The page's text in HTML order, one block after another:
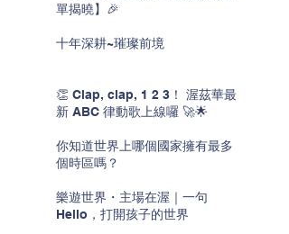
單揭曉】🎉
十年深耕~璀璨前境
👏 Clap, clap, 1 2 3！ 渥茲華最
新 ABC 律動歌上線囉 🚀🌟
你知道世界上哪個國家擁有最多
個時區嗎？
樂遊世界・主場在渥｜一句
Hello，打開孩子的世界